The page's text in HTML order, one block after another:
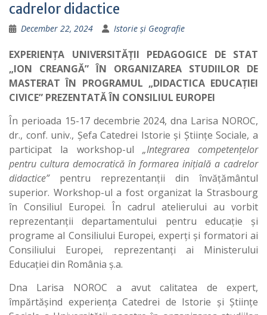
cadrelor didactice
December 22, 2024 Istorie și Geografie
EXPERIENȚA UNIVERSITĂȚII PEDAGOGICE DE STAT
„ION CREANGĂ” ÎN ORGANIZAREA STUDIILOR DE
MASTERAT ÎN PROGRAMUL „DIDACTICA EDUCAȚIEI
CIVICE” PREZENTATĂ ÎN CONSILIUL EUROPEI
În perioada 15-17 decembrie 2024, dna Larisa NOROC,
dr., conf. univ., Șefa Catedrei Istorie și Științe Sociale, a
participat la workshop-ul „Integrarea competențelor
pentru cultura democratică în formarea inițială a cadrelor
didactice”pentru reprezentanții din învățământul
superior. Workshop-ul a fost organizat la Strasbourg
în Consiliul Europei. În cadrul atelierului au vorbit
reprezentanții departamentului pentru educație și
programe al Consiliului Europei, experți și formatori ai
Consiliului Europei, reprezentanți ai Ministerului
Educației din România ș.a.
Dna Larisa NOROC a avut calitatea de expert,
împărtășind experiența Catedrei de Istorie și Științe